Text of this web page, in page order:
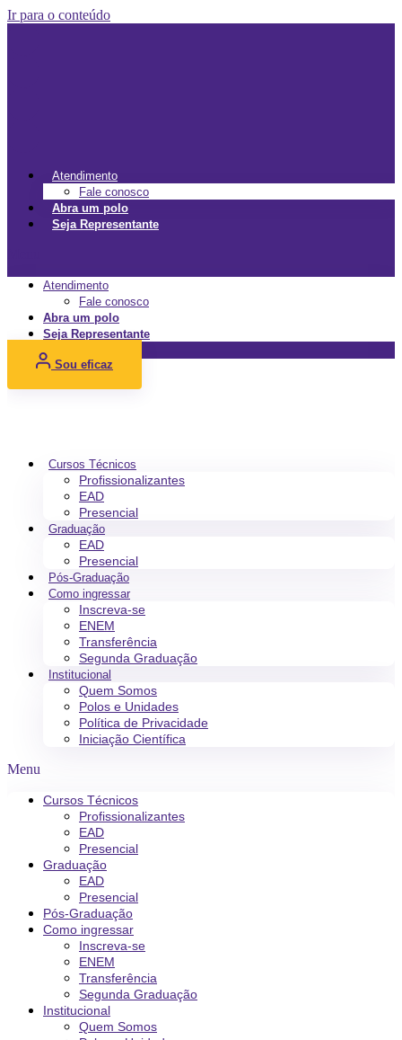
Ir para o conteúdo
Atendimento
Fale conosco
Abra um polo
Seja Representante
Atendimento
Fale conosco
Abra um polo
Seja Representante
Sou eficaz
Cursos Técnicos
Profissionalizantes
EAD
Presencial
Graduação
EAD
Presencial
Pós-Graduação
Como ingressar
Inscreva-se
ENEM
Transferência
Segunda Graduação
Institucional
Quem Somos
Polos e Unidades
Política de Privacidade
Iniciação Científica
Menu
Cursos Técnicos
Profissionalizantes
EAD
Presencial
Graduação
EAD
Presencial
Pós-Graduação
Como ingressar
Inscreva-se
ENEM
Transferência
Segunda Graduação
Institucional
Quem Somos